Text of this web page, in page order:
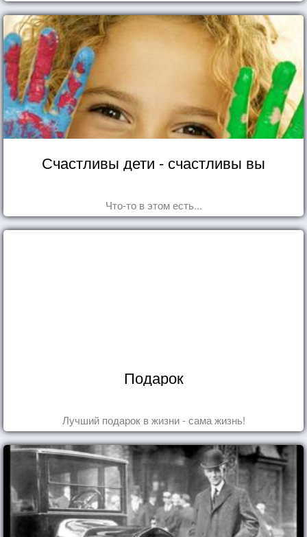
Счастливы дети - счастливы вы
Что-то в этом есть...
Подарок
Лучший подарок в жизни - сама жизнь!